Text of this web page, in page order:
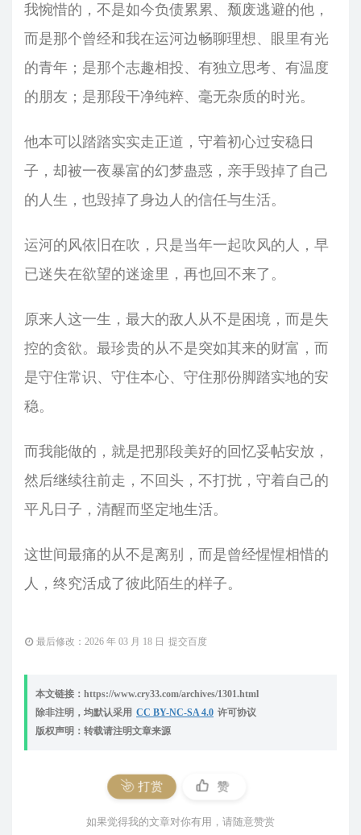
我惋惜的，不是如今负债累累、颓废逃避的他，
而是那个曾经和我在运河边畅聊理想、眼里有光
的青年；是那个志趣相投、有独立思考、有温度
的朋友；是那段干净纯粹、毫无杂质的时光。
他本可以踏踏实实走正道，守着初心过安稳日
子，却被一夜暴富的幻梦蛊惑，亲手毁掉了自己
的人生，也毁掉了身边人的信任与生活。
运河的风依旧在吹，只是当年一起吹风的人，早
已迷失在欲望的迷途里，再也回不来了。
原来人这一生，最大的敌人从不是困境，而是失
控的贪欲。最珍贵的从不是突如其来的财富，而
是守住常识、守住本心、守住那份脚踏实地的安
稳。
而我能做的，就是把那段美好的回忆妥帖安放，
然后继续往前走，不回头，不打扰，守着自己的
平凡日子，清醒而坚定地生活。
这世间最痛的从不是离别，而是曾经惺惺相惜的
人，终究活成了彼此陌生的样子。
最后修改：2026 年 03 月 18 日 提交百度
本文链接：https://www.cry33.com/archives/1301.html
除非注明，均默认采用 CC BY-NC-SA 4.0 许可协议
版权声明：转载请注明文章来源
打赏 赞
如果觉得我的文章对你有用，请随意赞赏